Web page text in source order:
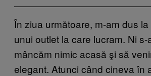
În ziua următoare, m-am dus
unui outlet la care lucram. Ni
mâncăm nimic acasă şi să
elegant. Atunci când cineva în